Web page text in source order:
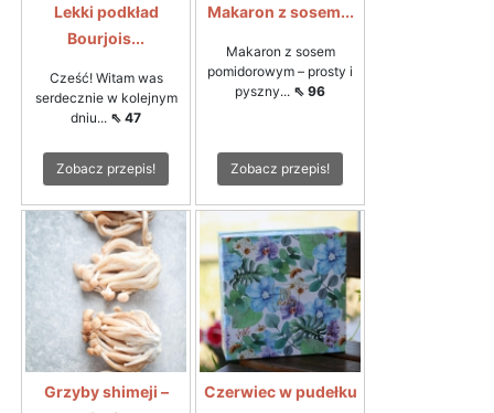
Lekki podkład
Bourjois...
Cześć! Witam was
serdecznie w kolejnym
dniu... ⇖ 47
Zobacz przepis!
Makaron z sosem...
Makaron z sosem
pomidorowym – prosty i
pyszny... ⇖ 96
Zobacz przepis!
Grzyby shimeji –
Czerwiec w pudełku